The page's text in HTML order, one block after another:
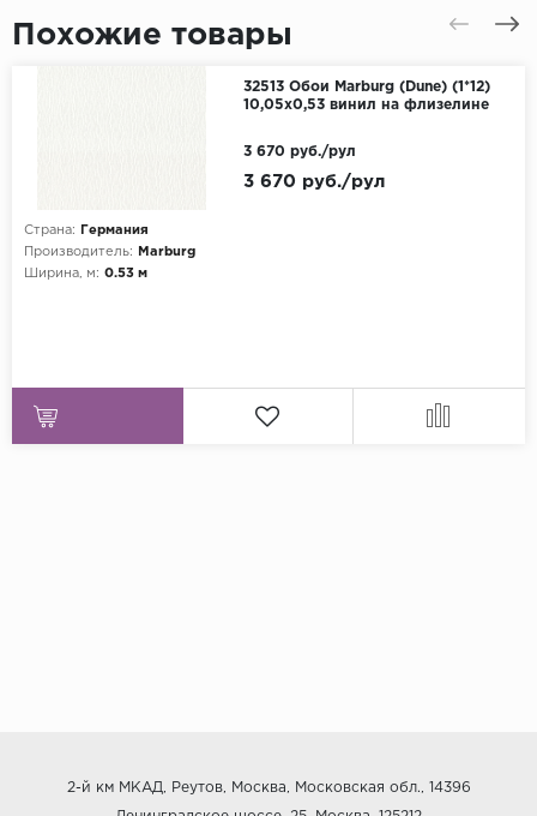
Похожие товары
32513 Обои Marburg (Dune) (1*12)
10,05x0,53 винил на флизелине
Страна:
Германия
Производитель:
Marburg
Ширина, м: 0.53 м
3 670 руб./рул
3 670 руб./рул
2-й км МКАД, Реутов, Москва, Московская обл., 14396